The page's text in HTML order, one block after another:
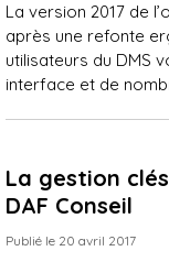
La version 2017 de
après une refonte
utilisateurs du DMS
interface et de
La gestion
DAF Conseil
Publié le 20 avril 2017